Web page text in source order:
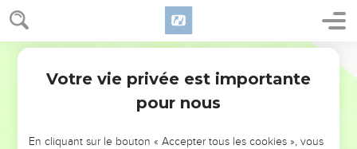
NE MANQUEZ PAS L’ÉVÉNEMENT
Votre vie privée est importante
pour nous
En cliquant sur le bouton « Accepter tous les cookies », vous